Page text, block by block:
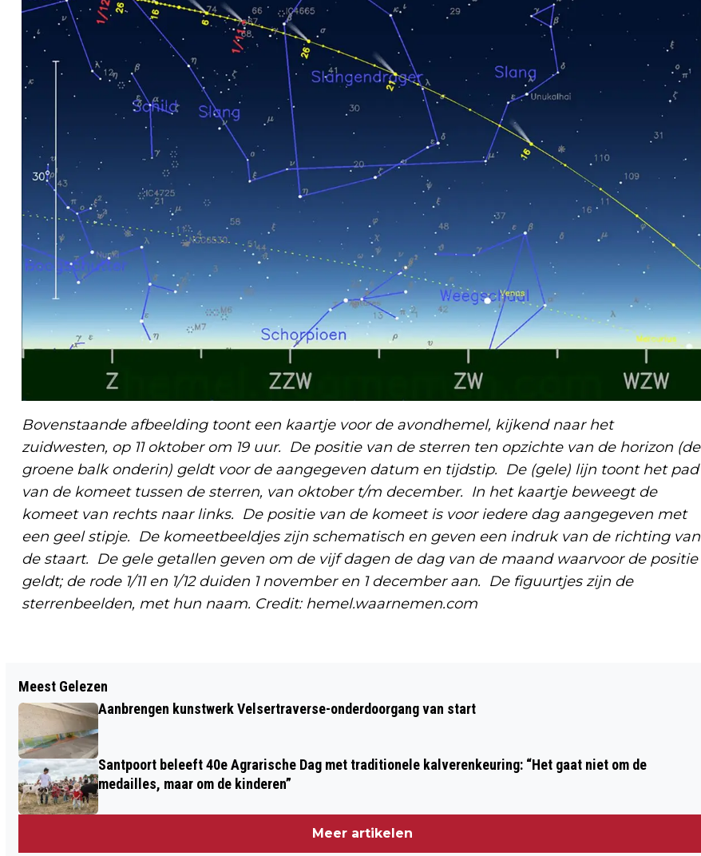
Bovenstaande afbeelding toont een kaartje voor de avondhemel, kijkend naar het
zuidwesten, op 11 oktober om 19 uur. De positie van de sterren ten opzichte van de horizon (de
groene balk onderin) geldt voor de aangegeven datum en tijdstip. De (gele) lijn toont het pad
van de komeet tussen de sterren, van oktober t/m december. In het kaartje beweegt de
komeet van rechts naar links. De positie van de komeet is voor iedere dag aangegeven met
een geel stipje. De komeetbeeldjes zijn schematisch en geven een indruk van de richting van
de staart. De gele getallen geven om de vijf dagen de dag van de maand waarvoor de positie
geldt; de rode 1/11 en 1/12 duiden 1 november en 1 december aan. De figuurtjes zijn de
sterrenbeelden, met hun naam. Credit: hemel.waarnemen.com
INSCHRIJVING GESTART VOOR
DEELNAME HERENBOEREN RORIK IN
2025
70 JAAR GELEDEN VAN START
Meest Gelezen
Aanbrengen kunstwerk Velsertraverse-onderdoorgang van start
Santpoort beleeft 40e Agrarische Dag met traditionele kalverenkeuring: “Het gaat niet om de
medailles, maar om de kinderen”
Meer artikelen